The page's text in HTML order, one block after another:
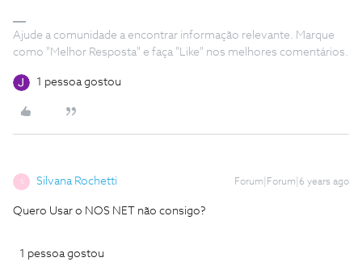
Ajude a comunidade a encontrar informação relevante. Marque
como "Melhor Resposta" e faça "Like" nos melhores comentários.
1 pessoa gostou
S Silvana Rochetti Forum|Forum|6 years ago
Quero Usar o NOS NET não consigo?
1 pessoa gostou